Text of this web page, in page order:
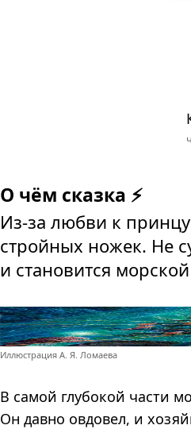
О чём сказка ⚡
Из-за любви к
стройных ножек. Не
и становится
Иллюстрация А. Я. Ломаева
В самой глубокой части
Он давно овдовел, и